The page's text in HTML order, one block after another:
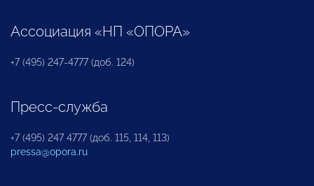
Ассоциация «НП «ОПОРА»
+7 (495) 247-4777 (доб. 124)
Пресс-служба
+7 (495) 247 4777 (доб. 115, 114, 113)
pressa@opora.ru